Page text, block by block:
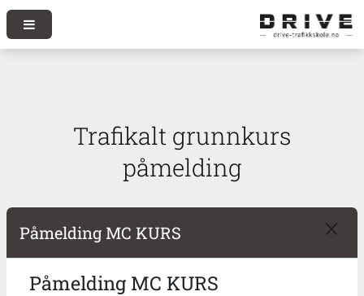
Trafikalt grunnkurs
påmelding
Påmelding MC KURS
Påmelding MC KURS